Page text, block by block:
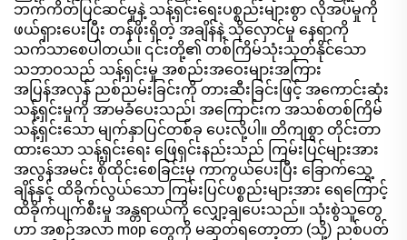
ဘက်ကိတ်ပြင်ဆင်မှုနဲ့ သန့်ရှင်းရေးပစ္စည်းများစွာ လိုအပ်မှုကို
ဖယ်ရှားပေးပြီး တန်ဖိုးရှိတဲ့ အချိန်နဲ့ သိုလှောင်မှု နေရာကို
သက်သာစေပါတယ်။ ၎င်းတို့၏ တစ်ကြိမ်သုံးသုတ်နိုင်သော
သဘာဝသည် သန့်ရှင်းမှု အစည်းအဝေးများအကြား
အပြန်အလှန် ညစ်ညမ်းခြင်းကို တားဆီးခြင်းဖြင့် အကောင်းဆုံး
သန့်ရှင်းမှုကို အာမခံပေးသည်၊ အကြောင်းက အသစ်တစ်ကြိမ်
သန့်ရှင်းသော မျက်နှာပြင်တစ်ခု ပေးလို့ပါ။ တိကျစွာ တိုင်းတာ
ထားသော သန့်ရှင်းရေး ဖြေရှင်းနည်းသည် ကြမ်းပြင်များအား
အလွန်အမင်း စိုထိုင်းစေခြင်းမှ ကာကွယ်ပေးပြီး ခြောက်သွေ့
ချိန်နှင့် ထိခိုက်လွယ်သော ကြမ်းပြင်ပစ္စည်းများအား ရေကြောင့်
ထိခိုက်ပျက်စီးမှု အန္တရာယ်ကို လျှော့ချပေးသည်။ သုံးစွဲသူတွေ
ဟာ အစဉ်အလာ mop တွေကို မဆုတ်ရတော့တာ (သို့) ညစ်ပတ်